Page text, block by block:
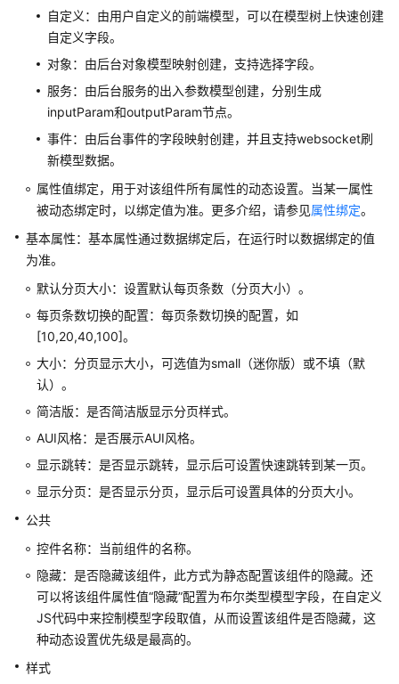
为
云
Astro
轻
应
用
权
限
购
华
为
云
轻
应
用
实
例
并
授
权
户
使
用
添
加
华
为
自定义：由用户自定义的前端模型，可以在模型树上快速创建
自定义字段。
对象：由后台对象模型映射创建，支持选择字段。
服务：由后台服务的出入参数模型创建，分别生成
inputParam和outputParam节点。
事件：由后台事件的字段映射创建，并且支持websocket刷
新模型数据。
属性值绑定，用于对该组件所有属性的动态设置。当某一属性
被动态绑定时，以绑定值为准。更多介绍，请参见属性绑定。
基本属性：基本属性通过数据绑定后，在运行时以数据绑定的值
为准。
默认分页大小：设置默认每页条数（分页大小）。
每页条数切换的配置：每页条数切换的配置，如
[10,20,40,100]。
大小：分页显示大小，可选值为small（迷你版）或不填（默
认）。
简洁版：是否简洁版显示分页样式。
AUI风格：是否展示AUI风格。
显示跳转：是否显示跳转，显示后可设置快速跳转到某一页。
显示分页：是否显示分页，显示后可设置具体的分页大小。
公共
控件名称：当前组件的名称。
隐藏：是否隐藏该组件，此方式为静态配置该组件的隐藏。还
可以将该组件属性值“隐藏”配置为布尔类型模型字段，在自定义
JS代码中来控制模型字段取值，从而设置该组件是否隐藏，这
种动态设置优先级是最高的。
样式